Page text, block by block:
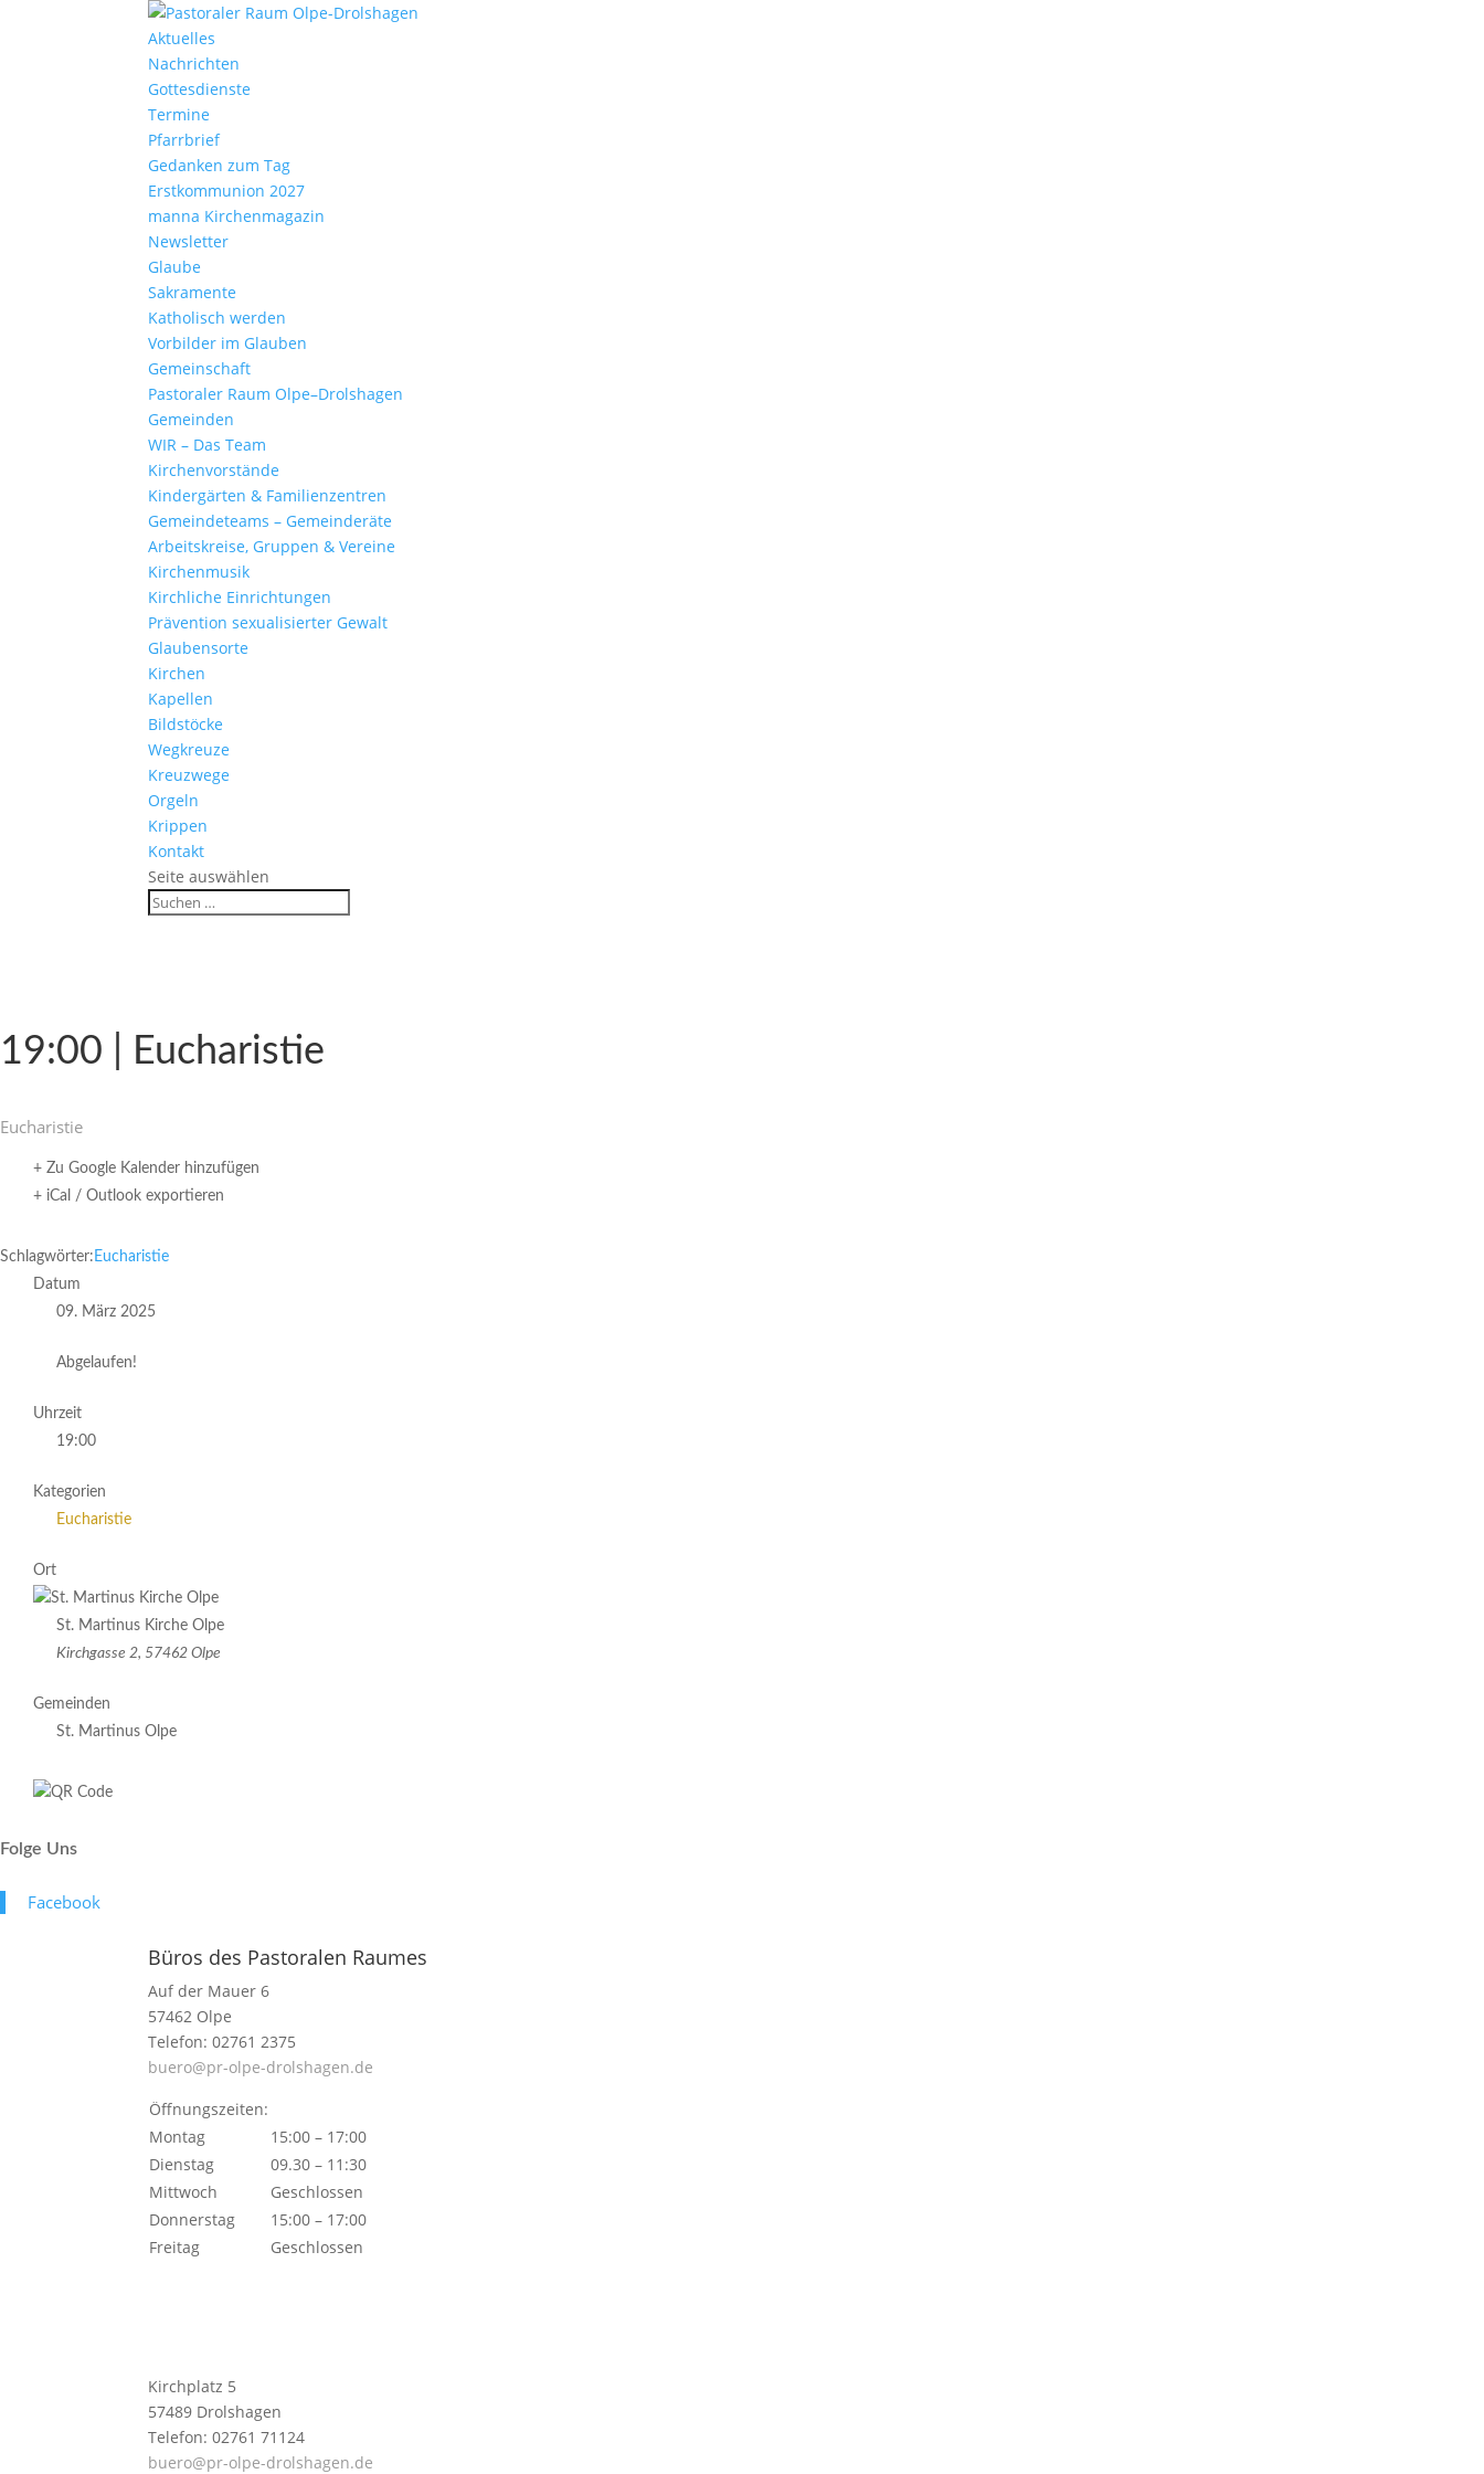
Aktu­elles
Nach­richten
Gottes­dienste
Termine
Pfarr­brief
Gedanken zum Tag
Erst­kom­mu­nion 2027
manna Kirchen­ma­gazin
News­letter
Glaube
Sakra­mente
Katho­lisch werden
Vorbilder im Glauben
Gemein­schaft
Pasto­raler Raum Olpe–Drolshagen
Gemeinden
WIR – Das Team
Kirchen­vor­stände
Kinder­gärten & Familienzentren
Gemein­de­teams – Gemeinderäte
Arbeits­kreise, Gruppen & Vereine
Kirchen­musik
Kirch­liche Einrichtungen
Präven­tion sexua­li­sierter Gewalt
Glau­ben­s­orte
Kirchen
Kapellen
Bild­stöcke
Wegkreuze
Kreuz­wege
Orgeln
Krippen
Kontakt
Seite auswählen
19:00 | Eucharistie
Eucha­ristie
+ Zu Google Kalender hinzufügen
+ iCal / Outlook exportieren
Schlagwörter: Eucharistie
Datum
09. März 2025
Abgelaufen!
Uhrzeit
19:00
Kategorien
Eucharistie
Ort
St. Martinus Kirche Olpe
Kirchgasse 2, 57462 Olpe
Gemeinden
St. Martinus Olpe
Folge Uns
Face­book
Büros des Pastoralen Raumes
Auf der Mauer 6
57462 Olpe
Telefon: 02761 2375
buero@pr-olpe-drolshagen.de
Öffnungszeiten:
Montag
15:00 – 17:00
Dienstag
09.30 – 11:30
Mittwoch
Geschlossen
Donnerstag
15:00 – 17:00
Freitag
Geschlossen
Kirchplatz 5
57489 Drolshagen
Telefon: 02761 71124
buero@pr-olpe-drolshagen.de